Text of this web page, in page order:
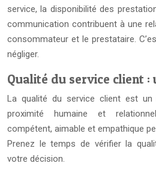
service, la disponibilité des
communication contribuent à une
consommateur et le prestataire.
négliger.
Qualité du service client :
La qualité du service client est un
proximité humaine et
compétent, aimable et empathique
Prenez le temps de vérifier la
votre décision.